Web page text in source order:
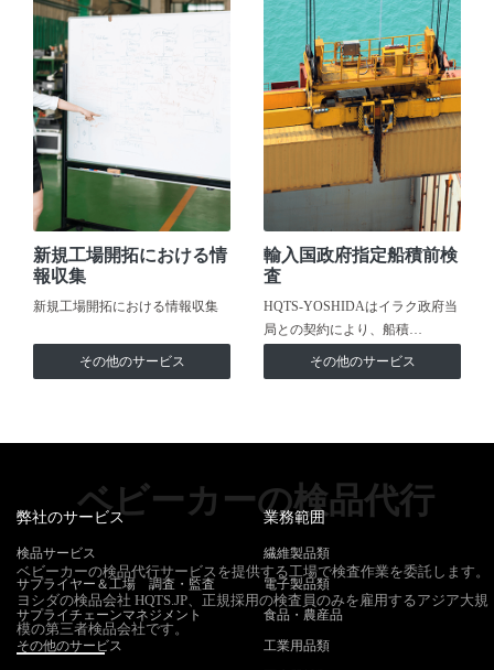
新規工場開拓における情
報収集
新規工場開拓における情報収集
その他のサービス
輸入国政府指定船積前検
査
HQTS-YOSHIDAはイラク政府当
局との契約により、船積…
その他のサービス
ベビーカーの検品代行
ベビーカーの検品代行サービスを提供する工場で検査作業を委託します。
ヨシダの検品会社 HQTS.JP、正規採用の検査員のみを雇用するアジア大規
模の第三者検品会社です。
弊社のサービス
検品サービス
サプライヤー＆工場 調査・監査
サプライチェーンマネジメント
その他のサービス
業務範囲
繊維製品類
電子製品類
食品・農産品
工業用品類